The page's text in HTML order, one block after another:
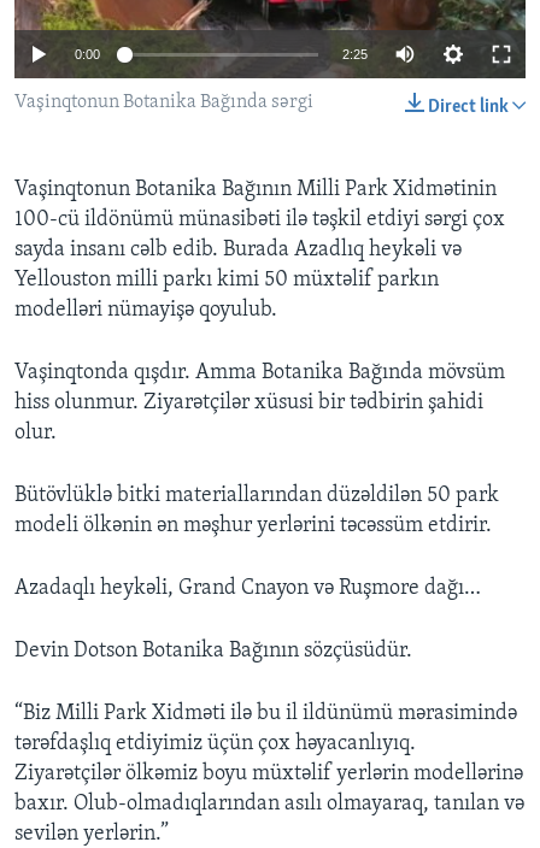
BIZI IZLƏYIN
Dillər
0:00 2:25
Direct link
Vaşinqtonun Botanika Bağında sərgi
Vaşinqtonun Botanika Bağının Milli Park Xidmətinin
100-cü ildönümü münasibəti ilə təşkil etdiyi sərgi çox
sayda insanı cəlb edib. Burada Azadlıq heykəli və
Yellouston milli parkı kimi 50 müxtəlif parkın
modelləri nümayişə qoyulub.
Vaşinqtonda qışdır. Amma Botanika Bağında mövsüm
hiss olunmur. Ziyarətçilər xüsusi bir tədbirin şahidi
olur.
Bütövlüklə bitki materiallarından düzəldilən 50 park
modeli ölkənin ən məşhur yerlərini təcəssüm etdirir.
Azadaqlı heykəli, Grand Cnayon və Ruşmore dağı…
Devin Dotson Botanika Bağının sözçüsüdür.
“Biz Milli Park Xidməti ilə bu il ildünümü mərasimində
tərəfdaşlıq etdiyimiz üçün çox həyacanlıyıq.
Ziyarətçilər ölkəmiz boyu müxtəlif yerlərin modellərinə
baxır. Olub-olmadıqlarından asılı olmayaraq, tanılan və
sevilən yerlərin.”